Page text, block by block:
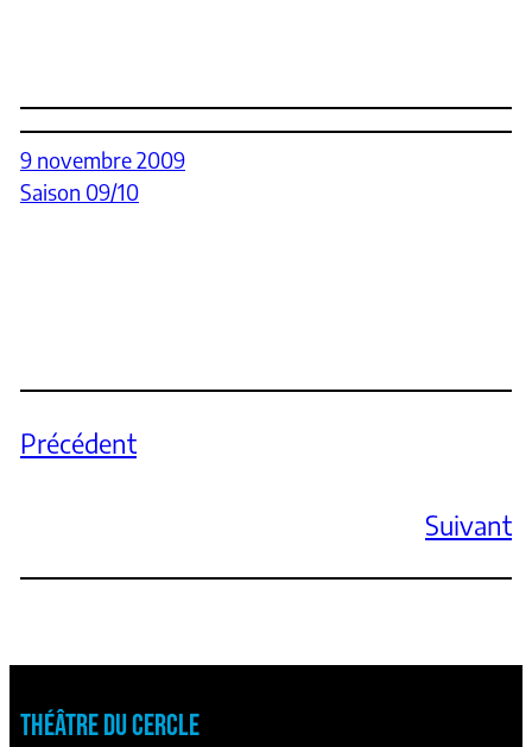
9 novembre 2009
Saison 09/10
Précédent
Suivant
THÉÂTRE DU CERCLE